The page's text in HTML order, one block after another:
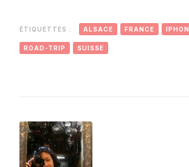
ÉTIQUETTES : ALSACE FRANCE
ROAD-TRIP SUISSE